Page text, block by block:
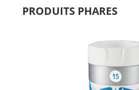
PRODUITS PHARES